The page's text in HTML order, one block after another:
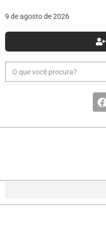
9 de agosto de 2026